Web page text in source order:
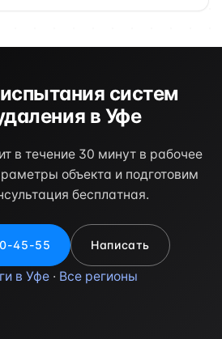
систем
в Уфе
в течение 30 минут в рабочее
объекта и подготовим
бесплатная.
45-55 Написать
в Уфе· Все регионы